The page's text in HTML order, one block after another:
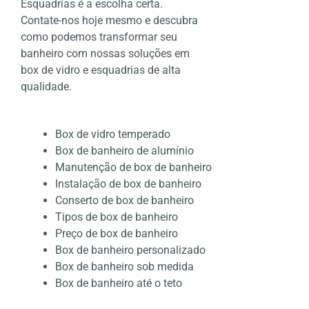
Esquadrias é a escolha certa.
Contate-nos hoje mesmo e descubra
como podemos transformar seu
banheiro com nossas soluções em
box de vidro e esquadrias de alta
qualidade.
Box de vidro temperado
Box de banheiro de alumínio
Manutenção de box de banheiro
Instalação de box de banheiro
Conserto de box de banheiro
Tipos de box de banheiro
Preço de box de banheiro
Box de banheiro personalizado
Box de banheiro sob medida
Box de banheiro até o teto